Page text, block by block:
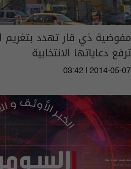
مفوضية ذي قار تهدد بتغريم
ترفع دعاياتها الانتخابية
03:42 | 2014-05-07